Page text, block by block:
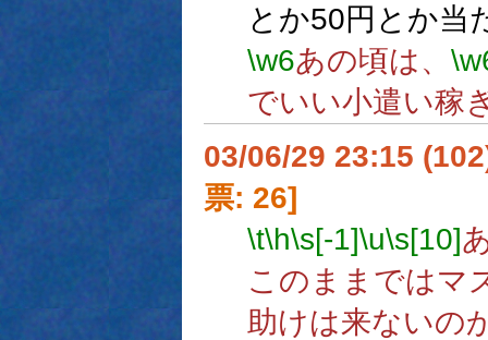
とか50円とか当
\w6あの頃は、
でいい小遣い稼
03/06/29 23:15
票: 26]
\t\h\s[-1]\u\s[10]
このままではマ
助けは来ない